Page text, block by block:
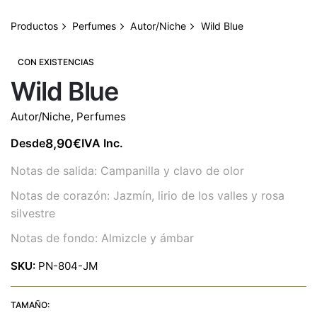
Productos Perfumes Autor/Niche Wild Blue
CON EXISTENCIAS
Wild Blue
Autor/Niche, Perfumes
Desde8,90€IVA Inc.
Notas de salida: Campanilla y clavo de olor
Notas de corazón: Jazmín, lirio de los valles y rosa
silvestre
Notas de fondo: Almizcle y ámbar
SKU: PN-804-JM
TAMAÑO: